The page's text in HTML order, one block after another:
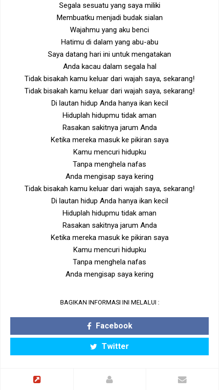
Segala sesuatu yang saya miliki
Membuatku menjadi budak sialan
Wajahmu yang aku benci
Hatimu di dalam yang abu-abu
Saya datang hari ini untuk mengatakan
Anda kacau dalam segala hal
Tidak bisakah kamu keluar dari wajah saya, sekarang!
Tidak bisakah kamu keluar dari wajah saya, sekarang!
Di lautan hidup Anda hanya ikan kecil
Hiduplah hidupmu tidak aman
Rasakan sakitnya jarum Anda
Ketika mereka masuk ke pikiran saya
Kamu mencuri hidupku
Tanpa menghela nafas
Anda mengisap saya kering
Tidak bisakah kamu keluar dari wajah saya, sekarang!
Di lautan hidup Anda hanya ikan kecil
Hiduplah hidupmu tidak aman
Rasakan sakitnya jarum Anda
Ketika mereka masuk ke pikiran saya
Kamu mencuri hidupku
Tanpa menghela nafas
Anda mengisap saya kering
BAGIKAN INFORMASI INI MELALUI :
Facebook
Twitter